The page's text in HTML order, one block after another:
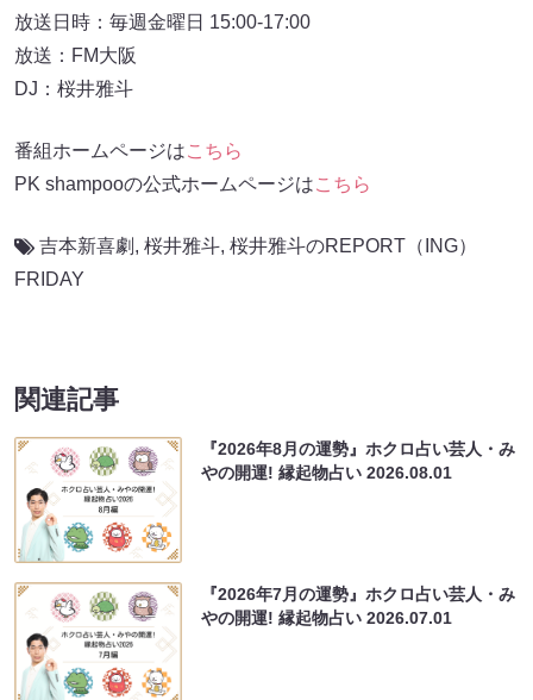
放送日時：毎週金曜日 15:00-17:00
放送：FM大阪
DJ：桜井雅斗
番組ホームページはこちら
PK shampooの公式ホームページはこちら
吉本新喜劇 , 桜井雅斗, 桜井雅斗のREPORT（ING）
FRIDAY
関連記事
『2026年8月の運勢』ホクロ占い芸人・み
やの開運! 縁起物占い2026.08.01
『2026年7月の運勢』ホクロ占い芸人・み
やの開運! 縁起物占い2026.07.01